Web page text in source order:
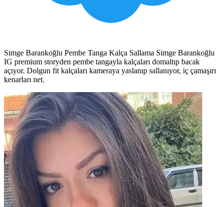
Simge Barankoğlu Pembe Tanga Kalça Sallama Simge Barankoğlu
IG premium storyden pembe tangayla kalçaları domaltıp bacak
açıyor. Dolgun fit kalçaları kameraya yaslanıp sallanıyor, iç çamaşırı
kenarları net.